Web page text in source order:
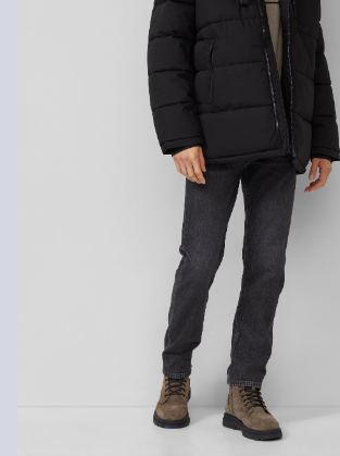
Détergents au chlore interdits
Programme de lavage délicat à 30 °
Nettoyage à sec impossible
Ne pas repasser
Séchage à charge thermique réduite
gratuitement dans les 30 jours.